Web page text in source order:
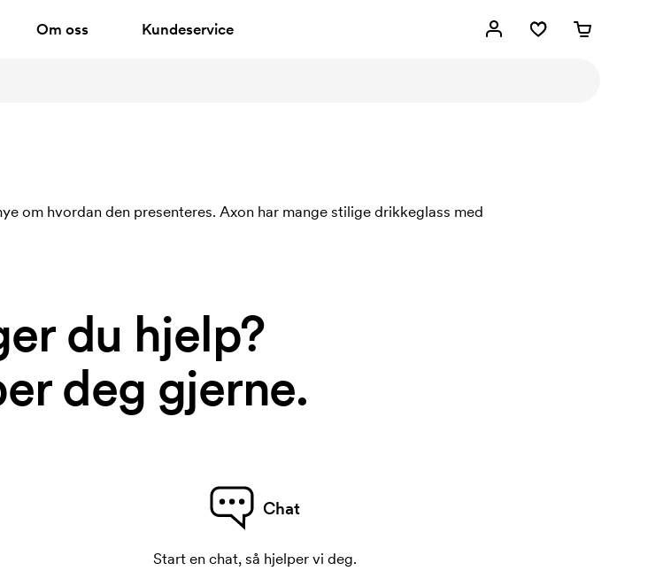
Om oss Kundeservice
om hvordan den presenteres. Axon har mange stilige drikkeglass med
du hjelp?
deg gjerne.
Chat
Start en chat, så hjelper vi deg.